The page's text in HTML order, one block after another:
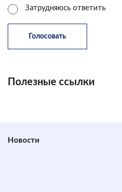
Затрудняюсь ответить
Полезные ссылки
Новости